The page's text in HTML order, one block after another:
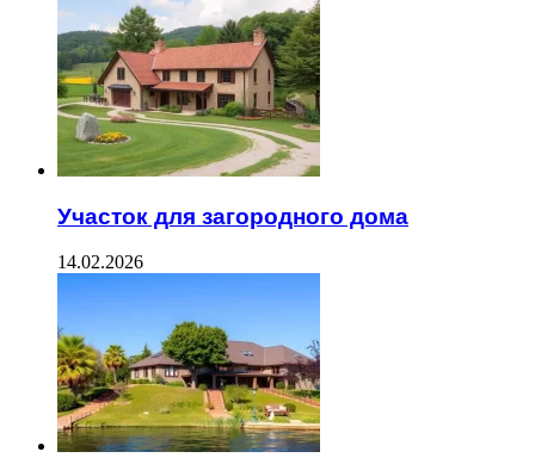
Участок для загородного дома
14.02.2026